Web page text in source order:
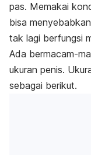
pas. Memakai
bisa
tak lagi berfungsi
Ada bermacam-
ukuran penis.
sebagai berikut.